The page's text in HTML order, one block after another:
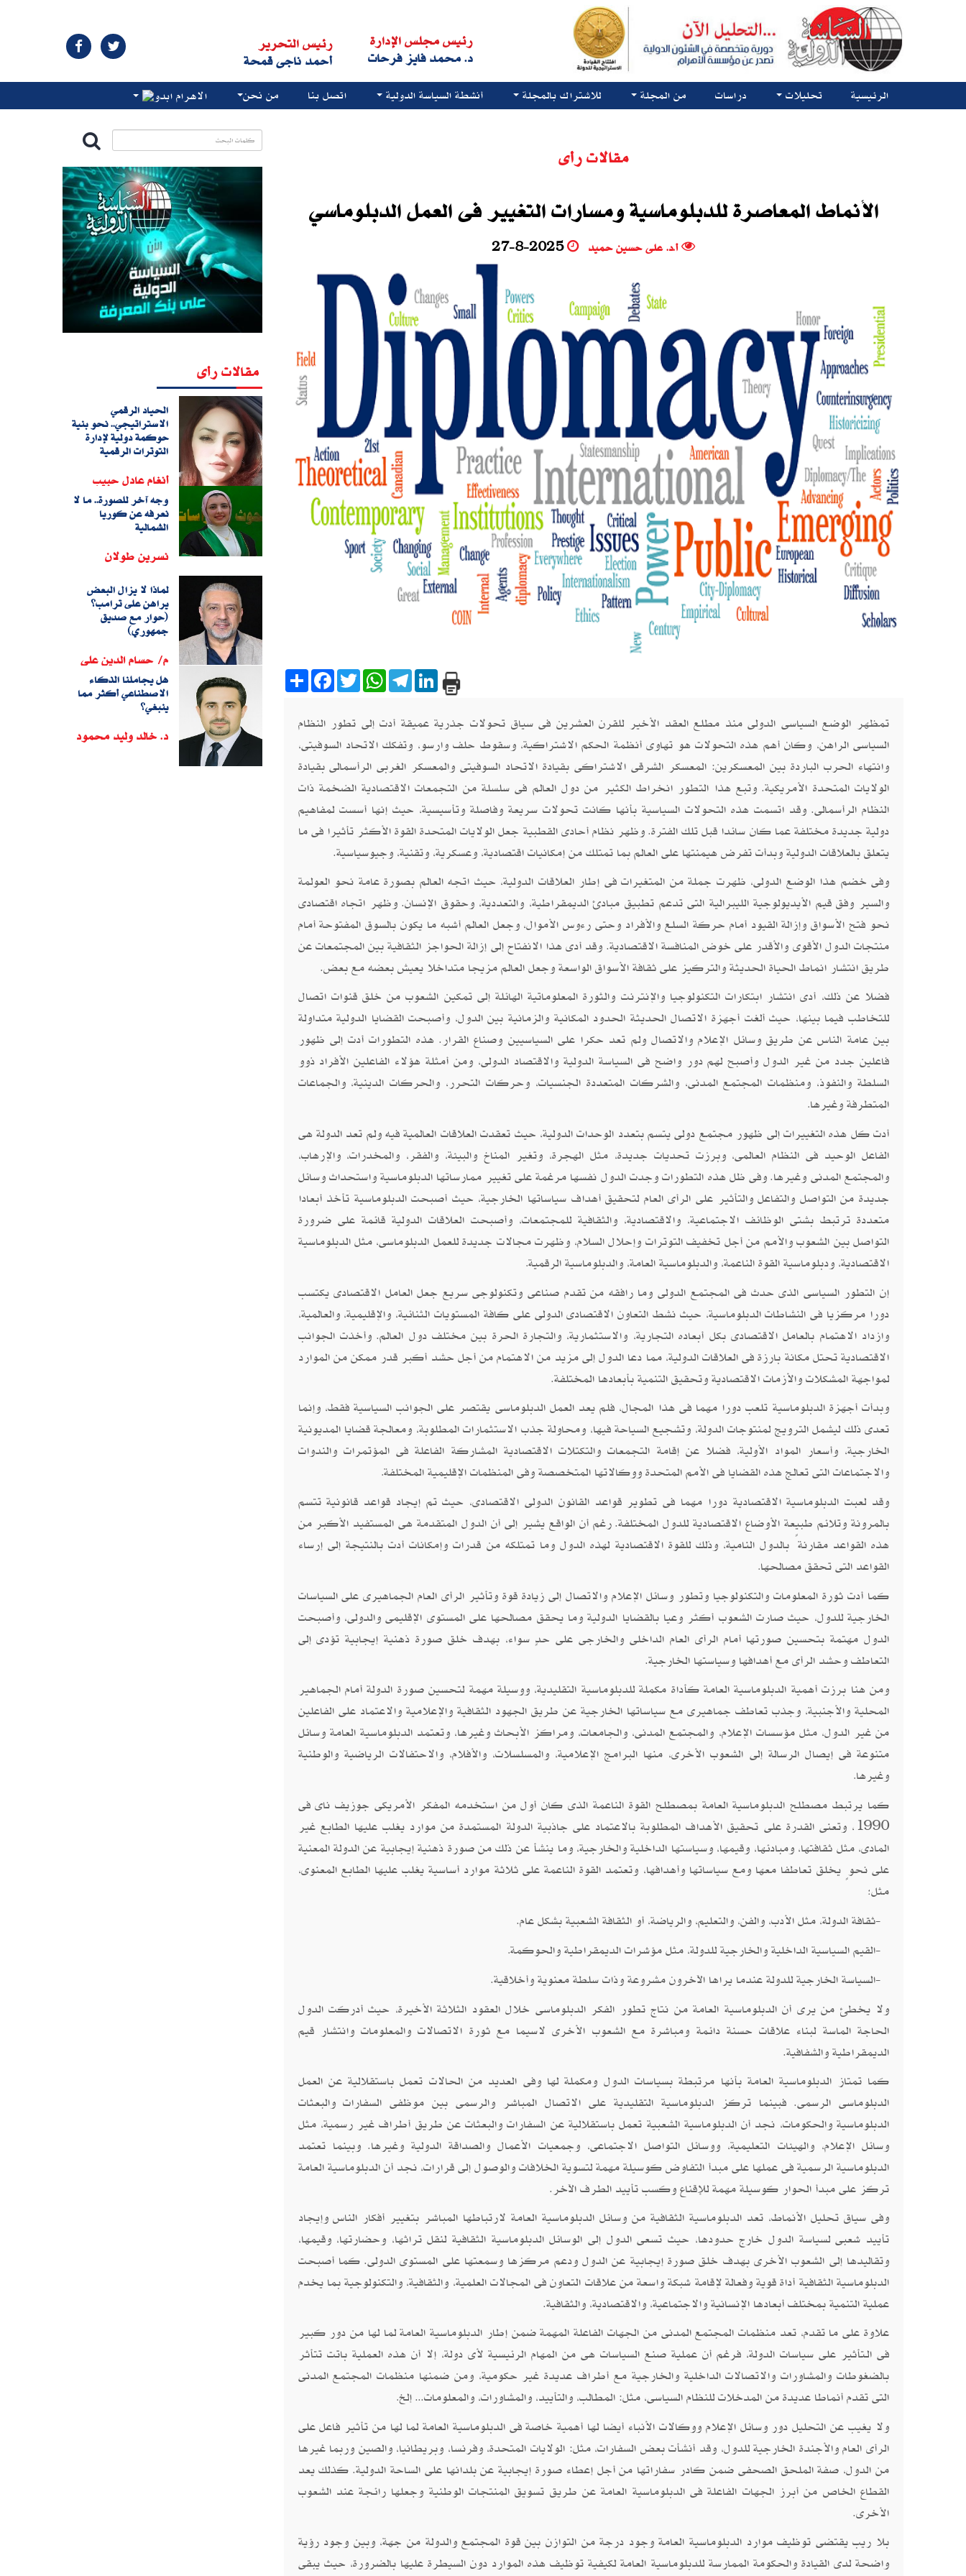
رئيس مجلس الإدارة
د. محمد فايز فرحات
رئيس التحرير
أحمد ناجى قمحة
الرئيسية تحليلات دراسات من المجلة للاشتراك بالمجلة أنشطة السياسة الدولية اتصل بنا من نحن الاهرام ابدو
مقالات رأى
الأنماط المعاصرة للدبلوماسية ومسارات التغيير فى العمل الدبلوماسي
أ.د. على حسين حميد 27-8-2025
ShareFacebook
TwitterWhatsAppTelegramLinkedIn
تمظهر الوضع السياسى الدولى منذ مطلع العقد الأخير للقرن العشرين فى سياق تحولات جذرية عميقة أدت إلى تطور النظام
السياسى الراهن، وكان أهم هذه التحولات هو تهاوى أنظمة الحكم الاشتراكية، وسقوط حلف وارسو، وتفكك الاتحاد السوفيتى،
وانتهاء الحرب الباردة بين المعسكرين: المعسكر الشرقى الاشتراكى بقيادة الاتحاد السوفيتى والمعسكر الغربى الرأسمالى بقيادة
الولايات المتحدة الأمريكية. وتبع هذا التطور انخراط الكثير من دول العالم فى سلسلة من التجمعات الاقتصادية الضخمة ذات
النظام الرأسمالى. وقد اتسمت هذه التحولات السياسية بأنها كانت تحولات سريعة وفاصلة وتأسيسية، حيث إنها أسست لمفاهيم
دولية جديدة مختلفة عما كان سائدا قبل تلك الفترة. وظهر نظام أحادى القطبية جعل الولايات المتحدة القوة الأكثر تأثيرا فى ما
يتعلق بالعلاقات الدولية وبدأت تفرض هيمنتها على العالم بما تمتلك من إمكانيات اقتصادية، وعسكرية، وتقنية، وجيوسياسية.
وفى خضم هذا الوضع الدولى، ظهرت جملة من المتغيرات فى إطار العلاقات الدولية، حيث اتجه العالم بصورة عامة نحو العولمة
والسير وفق قيم الأيديولوجية الليبرالية التى تدعم تطبيق مبادئ الديمقراطية، والتعددية، وحقوق الإنسان. وظهر اتجاه اقتصادى
نحو فتح الأسواق وإزالة القيود أمام حركة السلع والأفراد وحتى رءوس الأموال، وجعل العالم أشبه ما يكون بالسوق المفتوحة أمام
منتجات الدول الأقوى والأقدر على خوض المنافسة الاقتصادية. وقد أدى هذا الانفتاح إلى إزالة الحواجز الثقافية بين المجتمعات عن
طريق انتشار انماط الحياة الحديثة والتركيز على ثقافة الأسواق الواسعة وجعل العالم مزيجا متداخلا يعيش بعضه مع بعض.
فضلا عن ذلك، أدى انتشار ابتكارات التكنولوجيا والإنترنت والثورة المعلوماتية الهائلة إلى تمكين الشعوب من خلق قنوات اتصال
للتخاطب فيما بينها، حيث ألغت أجهزة الاتصال الحديثة الحدود المكانية والزمانية بين الدول، وأصبحت القضايا الدولية متداولة
بين عامة الناس عن طريق وسائل الإعلام والاتصال ولم تعد حكرا على السياسيين وصناع القرار. هذه التطورات أدت إلى ظهور
فاعلين جدد من غير الدول وأصبح لهم دور واضح فى السياسة الدولية والاقتصاد الدولى، ومن أمثلة هؤلاء الفاعلين الأفراد ذوو
السلطة والنفوذ، ومنظمات المجتمع المدنى، والشركات المتعددة الجنسيات، وحركات التحرر، والحركات الدينية، والجماعات
المتطرفة وغيرها.
أدت كل هذه التغييرات إلى ظهور مجتمع دولى يتسم بتعدد الوحدات الدولية، حيث تعقدت العلاقات العالمية فيه ولم تعد الدولة هى
الفاعل الوحيد فى النظام العالمى، وبرزت تحديات جديدة، مثل الهجرة، وتغير المناخ والبيئة، والفقر، والمخدرات، والإرهاب،
والمجتمع المدنى وغيرها. وفى ظل هذه التطورات وجدت الدول نفسها مرغمة على تغيير ممارساتها الدبلوماسية واستحداث وسائل
جديدة من التواصل والتفاعل والتأثير على الرأى العام لتحقيق أهداف سياساتها الخارجية، حيث أصبحت الدبلوماسية تأخذ أبعادا
متعددة ترتبط بشتى الوظائف الاجتماعية، والاقتصادية، والثقافية للمجتمعات، وأصبحت العلاقات الدولية قائمة على ضرورة
التواصل بين الشعوب والأمم من أجل تخفيف التوترات وإحلال السلام، وظهرت مجالات جديدة للعمل الدبلوماسى، مثل الدبلوماسية
الاقتصادية، ودبلوماسية القوة الناعمة، والدبلوماسية العامة، والدبلوماسية الرقمية.
إن التطور السياسى الذى حدث فى المجتمع الدولى وما رافقه من تقدم صناعى وتكنولوجى سريع جعل العامل الاقتصادى يكتسب
دورا مركزيا فى النشاطات الدبلوماسية، حيث نشط التعاون الاقتصادى الدولى على كافة المستويات الثنائية، والإقليمية، والعالمية،
وازداد الاهتمام بالعامل الاقتصادى بكل أبعاده التجارية، والاستثمارية، والتجارة الحرة بين مختلف دول العالم. وأخذت الجوانب
الاقتصادية تحتل مكانة بارزة فى العلاقات الدولية، مما دعا الدول إلى مزيد من الاهتمام من أجل حشد أكبر قدر ممكن من الموارد
لمواجهة المشكلات والأزمات الاقتصادية وتحقيق التنمية بأبعادها المختلفة.
وبدأت أجهزة الدبلوماسية تلعب دورا مهما فى هذا المجال، فلم يعد العمل الدبلوماسى يقتصر على الجوانب السياسية فقط، وإنما
تعدى ذلك ليشمل الترويج لمنتوجات الدولة، وتشجيع السياحة فيها، ومحاولة جذب الاستثمارات المطلوبة، ومعالجة قضايا المديونية
الخارجية، وأسعار المواد الأولية، فضلا عن إقامة التجمعات والتكتلات الاقتصادية المشاركة الفاعلة فى المؤتمرات والندوات
والاجتماعات التى تعالج هذه القضايا فى الأمم المتحدة ووكالاتها المتخصصة وفى المنظمات الإقليمية المختلفة.
وقد لعبت الدبلوماسية الاقتصادية دورا مهما فى تطوير قواعد القانون الدولى الاقتصادى، حيث تم إيجاد قواعد قانونية تتسم
بالمرونة وتلائم طبيعة الأوضاع الاقتصادية للدول المختلفة. رغم أن الواقع يشير إلى أن الدول المتقدمة هى المستفيد الأكبر من
هذه القواعد مقارنةً بالدول النامية، وذلك للقوة الاقتصادية لهذه الدول وما تمتلكه من قدرات وإمكانات أدت بالنتيجة إلى إرساء
القواعد التى تحقق مصالحها.
كما أدت ثورة المعلومات والتكنولوجيا وتطور وسائل الإعلام والاتصال إلى زيادة قوة وتأثير الرأى العام الجماهيرى على السياسات
الخارجية للدول، حيث صارت الشعوب أكثر وعيا بالقضايا الدولية وما يحقق مصالحها على المستوى الإقليمى والدولى، وأصبحت
الدول مهتمة بتحسين صورتها أمام الرأى العام الداخلى والخارجى على حدٍ سواء، بهدف خلق صورة ذهنية إيجابية تؤدى إلى
التعاطف وحشد الرأى مع أهدافها وسياستها الخارجية.
ومن هنا برزت أهمية الدبلوماسية العامة كأداة مكملة للدبلوماسية التقليدية، ووسيلة مهمة لتحسين صورة الدولة أمام الجماهير
المحلية والأجنبية، وجذب تعاطف جماهيرى مع سياساتها الخارجية عن طريق الجهود الثقافية والإعلامية والاعتماد على الفاعلين
من غير الدول، مثل مؤسسات الإعلام، والمجتمع المدنى، والجامعات، ومراكز الأبحاث وغيرها، وتعتمد الدبلوماسية العامة وسائل
متنوعة فى إيصال الرسالة إلى الشعوب الأخرى، منها البرامج الإعلامية، والمسلسلات، والأفلام، والاحتفالات الرياضية والوطنية
وغيرها.
كما يرتبط مصطلح الدبلوماسية العامة بمصطلح القوة الناعمة الذى كان أول من استخدمه المفكر الأمريكى جوزيف ناى فى
1990، وتعنى القدرة على تحقيق الأهداف المطلوبة بالاعتماد على جاذبية الدولة المستمدة من موارد يغلب عليها الطابع غير
المادى، مثل ثقافتها، ومبادئها، وقيمها، وسياستها الداخلية والخارجية، وما ينشأ عن ذلك من صورة ذهنية إيجابية عن الدولة المعنية
على نحوٍ يخلق تعاطفا معها ومع سياساتها وأهدافها، وتعتمد القوة الناعمة على ثلاثة موارد أساسية يغلب عليها الطابع المعنوى،
مثل:
-ثقافة الدولة، مثل الأدب، والفن، والتعليم، والرياضة، أو الثقافة الشعبية بشكل عام.
-القيم السياسية الداخلية والخارجية للدولة، مثل مؤشرات الديمقراطية والحوكمة.
-السياسة الخارجية للدولة عندما يراها الآخرون مشروعة وذات سلطة معنوية وأخلاقية.
ولا يخطئ من يرى أن الدبلوماسية العامة من نتاج تطور الفكر الدبلوماسى خلال العقود الثلاثة الأخيرة، حيث أدركت الدول
الحاجة الماسة لبناء علاقات حسنة دائمة ومباشرة مع الشعوب الأخرى لاسيما مع ثورة الاتصالات والمعلومات وانتشار قيم
الديمقراطية والشفافية.
كما تمتاز الدبلوماسية العامة بأنها مرتبطة بسياسات الدول ومكملة لها وفى العديد من الحالات تعمل باستقلالية عن العمل
الدبلوماسى الرسمى. فبينما تركز الدبلوماسية التقليدية على الاتصال المباشر والرسمى بين موظفى السفارات والبعثات
الدبلوماسية والحكومات، نجد أن الدبلوماسية الشعبية تعمل باستقلالية عن السفارات والبعثات عن طريق أطراف غير رسمية، مثل
وسائل الإعلام، والهيئات التعليمية، ووسائل التواصل الاجتماعى، وجمعيات الأعمال والصداقة الدولية وغيرها. وبينما تعتمد
الدبلوماسية الرسمية فى عملها على مبدأ التفاوض كوسيلة مهمة لتسوية الخلافات والوصول إلى قرارات، نجد أن الدبلوماسية العامة
تركز على مبدأ الحوار كوسيلة مهمة للإقناع وكسب تأييد الطرف الآخر.
وفى سياق تحليل الأنماط، تعد الدبلوماسية الثقافية من وسائل الدبلوماسية العامة لارتباطها المباشر بتغيير أفكار الناس وإيجاد
تأييد شعبى لسياسة الدول خارج حدودها، حيث تسعى الدول إلى الوسائل الدبلوماسية الثقافية لنقل تراثها، وحضارتها، وقيمها،
وتقاليدها إلى الشعوب الأخرى بهدف خلق صورة إيجابية عن الدول ودعم مركزها وسمعتها على المستوى الدولى. كما أصبحت
الدبلوماسية الثقافية أداة قوية وفعالة لإقامة شبكة واسعة من علاقات التعاون فى المجالات العلمية، والثقافية، والتكنولوجية بما يخدم
عملية التنمية بمختلف أبعادها الإنسانية والاجتماعية، والاقتصادية، والثقافية.
علاوة على ما تقدم، تعد منظمات المجتمع المدنى من الجهات الفاعلة المهمة ضمن إطار الدبلوماسية العامة لما لها من دور كبير
فى الـتأثير على سياسات الدولة، فرغم أن عملية صنع السياسات هى من المهام الرئيسية لأى دولة، إلا أن هذه العملية باتت تتأثر
بالضغوطات والمشاورات والاتصالات الداخلية والخارجية مع أطراف عديدة غير حكومية، ومن ضمنها منظمات المجتمع المدنى
التى تقدم أنماطا عديدة من المدخلات للنظام السياسى، مثل: المطالب، والتأييد، والمشاورات، والمعلومات... إلخ.
ولا يغيب عن التحليل دور وسائل الإعلام ووكالات الأنباء أيضا لها أهمية خاصة فى الدبلوماسية العامة لما لها من تأثير فاعل على
الرأى العام والأجندة الخارجية للدول، وقد أنشأت بعض السفارات، مثل: الولايات المتحدة، وفرنسا، وبريطانيا، والصين وربما غيرها
من الدول، صفة الملحق الصحفى ضمن كادر سفاراتها من أجل إعطاء صورة إيجابية عن بلدانها على الساحة الدولية. كذلك يعد
القطاع الخاص من أبرز الجهات الفاعلة فى الدبلوماسية العامة عن طريق تسويق المنتجات الوطنية وجعلها رائجة عند الشعوب
الأخرى.
بلا ريب يقتضى توظيف موارد الدبلوماسية العامة وجود درجة من التوازن بين قوة المجتمع والدولة من جهة، وبين وجود رؤية
واضحة لدى القيادة والحكومة الممارسة للدبلوماسية العامة لكيفية توظيف هذه الموارد دون السيطرة عليها بالضرورة، حيث يبقى
مقالات رأى
الحياد الرقمي
الاستراتيجي.. نحو بنية
حوكمة دولية لإدارة
التوترات الرقمية
أنغام عادل حبيب
وجه آخر للصورة.. ما لا
نعرفه عن كوريا
الشمالية
نسرين طولان
لماذا لا يزال البعض
يراهن على ترامب؟
(حوار مع صديق
جمهوري)
م/ حسام الدين على
هل يجاملنا الذكاء
الاصطناعي أكثر مما
ينبغي؟
د. خالد وليد محمود